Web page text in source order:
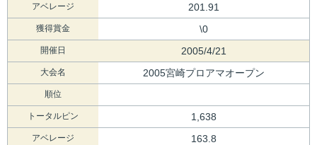
アベレージ 201.91
獲得賞金 \0
開催日 2005/4/21
大会名 2005宮崎プロアマオープン
順位
トータルピン 1,638
アベレージ 163.8